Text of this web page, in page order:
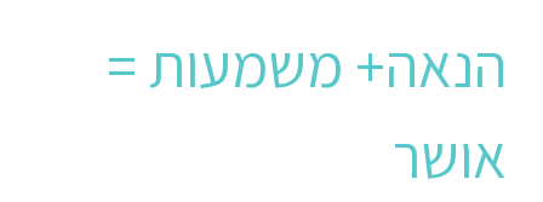
הנאה+ משמעות =
אושר